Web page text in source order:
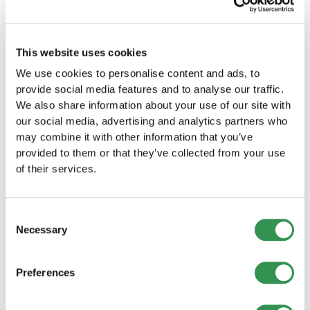
This website uses cookies
We use cookies to personalise content and ads, to
provide social media features and to analyse our traffic.
We also share information about your use of our site with
our social media, advertising and analytics partners who
may combine it with other information that you’ve
provided to them or that they’ve collected from your use
of their services.
Selection
Necessary
Preferences
Beratungsdienstleistungen rechnen. Die
genauen Kosten können je nach Kanton,
variieren.
Sie suchen nach einer anderen Rechtsform
für Ihr Unternehmen im Kanton Freiburg?
Einzelfirma im Kanton Freiburg gründen
Gründen Sie Ihre Einzelfirma im Kanton Freiburg
und starten Sie Ihr eigenes Unternehmen in
dieser wundervollen Region.
Einzelfirma gründen
Freiburg und profitieren Sie von den zahlreichen
Vorteilen dieser Rechtsform.